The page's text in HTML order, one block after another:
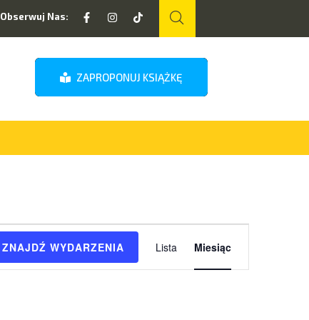
Obserwuj Nas:
ZAPROPONUJ KSIĄŻKĘ
ZNAJDŹ WYDARZENIA
Wydarzenie
Widoki
Lista Miesiąc